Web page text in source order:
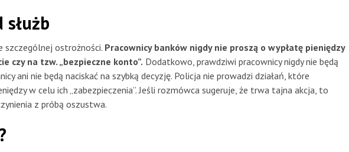
szczególnej ostrożności. Pracownicy banków nigdy nie proszą o wypłatę pieniędzy
czy na tzw. „bezpieczne konto”. Dodatkowo, prawdziwi pracownicy nigdy nie będą
ani nie będą naciskać na szybką decyzję. Policja nie prowadzi działań, które
w celu ich „zabezpieczenia”. Jeśli rozmówca sugeruje, że trwa tajna akcja, to
z próbą oszustwa.